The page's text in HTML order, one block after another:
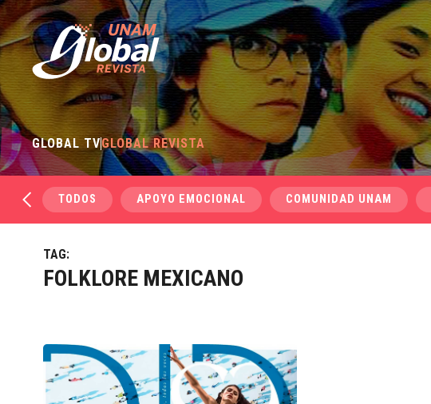
GLOBAL TVGLOBAL REVISTA
TODOS APOYO EMOCIONAL COMUNIDAD UNAM
TAG:
FOLKLORE MEXICANO